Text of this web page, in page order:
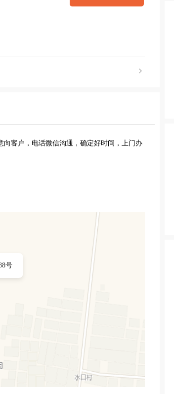
客户，电话微信沟通，确定好时间，上门办
号